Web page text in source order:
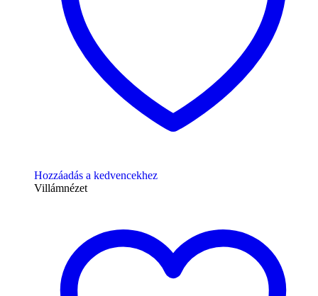
Hozzáadás a kedvencekhez
Villámnézet